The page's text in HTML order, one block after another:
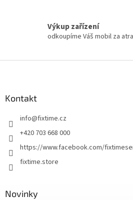
Výkup zařízení
odkoupíme Váš mobil za
Kontakt
info@fixtime.cz
+420 703 668 000
https://www.facebook.com/
fixtime.store
Novinky